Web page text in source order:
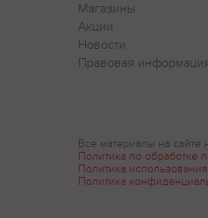
Магазины
Акции
Новости
Правовая
Все материалы на
Политика по обработке
Политика
Политика